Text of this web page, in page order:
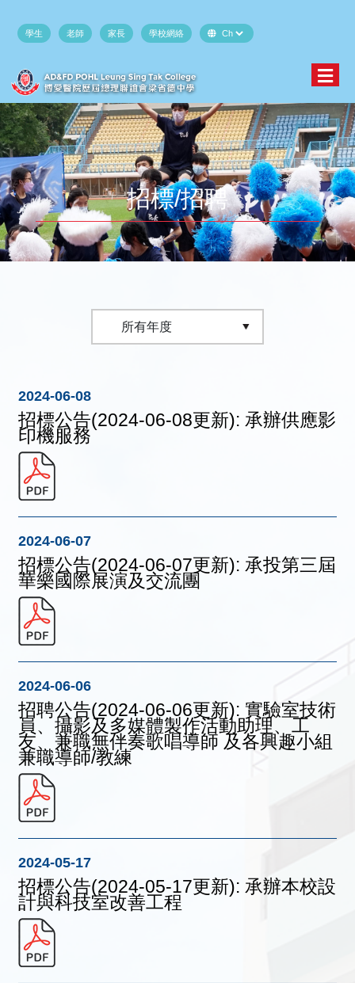
學生 老師 家長 學校網絡
招標/招聘
2024-06-08
招標公告(2024-06-08更新): 承辦供應影
印機服務
2024-06-07
招標公告(2024-06-07更新): 承投第三屆
華樂國際展演及交流團
2024-06-06
招聘公告(2024-06-06更新): 實驗室技術
員、攝影及多媒體製作活動助理、工
友、兼職無伴奏歌唱導師 及各興趣小組
兼職導師/教練
2024-05-17
招標公告(2024-05-17更新): 承辦本校設
計與科技室改善工程